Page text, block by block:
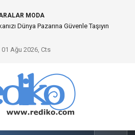
MODA
Nedir ve Neden Önemlidir?
01 Ağu 2026, Cts